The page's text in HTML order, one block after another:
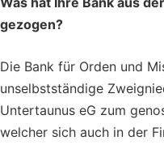
gezogen?
Die Bank für Orden und
unselbstständige
Untertaunus eG zum
welcher sich auch in der